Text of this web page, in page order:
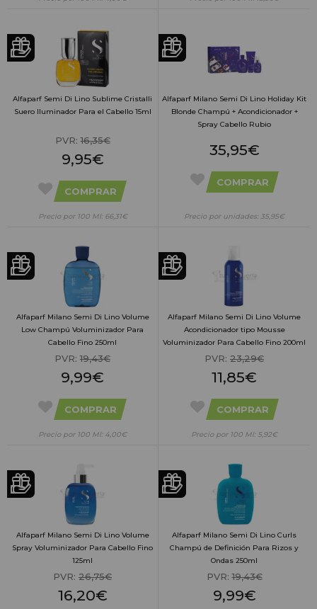
Alfaparf Semi Di Lino Sublime Cristalli
Suero Iluminador Para el Cabello 15ml
PVR:16,35€
9,95€
COMPRAR
Precio por 100 Ml: 66,31€
Alfaparf Milano Semi Di Lino Holiday Kit
Blonde Champú + Acondicionador +
Spray Cabello Rubio
35,95€
COMPRAR
Precio por unidades: 35,95€
Alfaparf Milano Semi Di Lino Volume
Low Champú Voluminizador Para
Cabello Fino 250ml
PVR: 19,43€
9,99€
COMPRAR
Precio por 100 Ml: 4,00€
Alfaparf Milano Semi Di Lino Volume
Acondicionador tipo Mousse
Voluminizador Para Cabello Fino 200ml
PVR: 23,29€
11,85€
COMPRAR
Precio por 100 Ml: 5,92€
Alfaparf Milano Semi Di Lino Volume
Spray Voluminizador Para Cabello Fino
125ml
PVR: 26,75€
16,20€
Alfaparf Milano Semi Di Lino Curls
Champú de Definición Para Rizos y
Ondas 250ml
PVR:19,43€
9,99€